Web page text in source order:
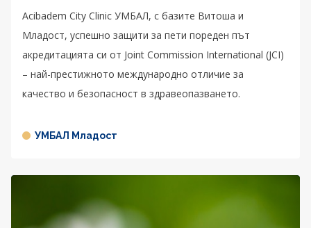
Acibadem City Clinic УМБАЛ, с базите Витоша и
Младост, успешно защити за пети пореден път
акредитацията си от Joint Commission International (JCI)
– най-престижното международно отличие за
качество и безопасност в здравеопазването.
УМБАЛ Младост